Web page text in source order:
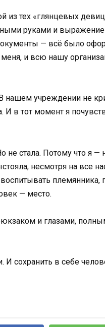
из тех «глянцевых
руками и
— всё было
меня, и всю нашу
нашем учреждении не
И в тот момент я
стала. Потому что я —
несмотря на все
воспитывать
— место.
и глазами,
И сохранить в себе